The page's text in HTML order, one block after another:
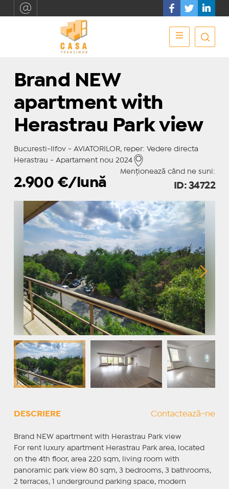
Brand NEW
apartment with
Herastrau Park view
Bucuresti-Ilfov - AVIATORILOR, reper: Vedere directa
Herastrau - Apartament nou 2024
Menționează când ne suni:
2.900 €/lună ID: 34722
DESCRIERE Contactează-ne
Brand NEW apartment with Herastrau Park view
For rent luxury apartment Herastrau Park area, located
on the 4th floor, area 220 sqm, living room with
panoramic park view 80 sqm, 3 bedrooms, 3 bathrooms,
2 terraces, 1 underground parking space, modern